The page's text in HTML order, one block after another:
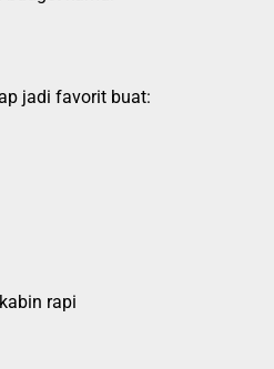
jadi favorit buat:
rapi